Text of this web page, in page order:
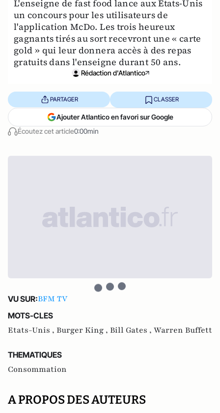
L'enseigne de fast food lance aux Etats-Unis
un concours pour les utilisateurs de
l'application McDo. Les trois heureux
gagnants tirés au sort recevront une « carte
gold » qui leur donnera accès à des repas
gratuits dans l'enseigne durant 50 ans.
Rédaction d'Atlantico
Écoutez cet article0:00min
PARTAGER CLASSER
Ajouter Atlantico en favori sur Google
VU SUR:BFM TV
MOTS-CLES
Etats-Unis , Burger King , Bill Gates , Warren Buffett
THEMATIQUES
Consommation
A PROPOS DES AUTEURS